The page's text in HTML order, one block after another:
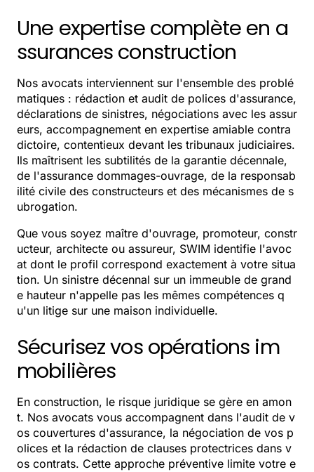
Une expertise complète en a
ssurances construction
Nos avocats interviennent sur l'ensemble des problé
matiques : rédaction et audit de polices d'assurance,
déclarations de sinistres, négociations avec les assur
eurs, accompagnement en expertise amiable contra
dictoire, contentieux devant les tribunaux judiciaires.
Ils maîtrisent les subtilités de la garantie décennale,
de l'assurance dommages-ouvrage, de la responsab
ilité civile des constructeurs et des mécanismes de s
ubrogation.
Que vous soyez maître d'ouvrage, promoteur, constr
ucteur, architecte ou assureur, SWIM identifie l'avoc
at dont le profil correspond exactement à votre situa
tion. Un sinistre décennal sur un immeuble de grand
e hauteur n'appelle pas les mêmes compétences q
u'un litige sur une maison individuelle.
Sécurisez vos opérations im
mobilières
En construction, le risque juridique se gère en amon
t. Nos avocats vous accompagnent dans l'audit de v
os couvertures d'assurance, la négociation de vos p
olices et la rédaction de clauses protectrices dans v
os contrats. Cette approche préventive limite votre e